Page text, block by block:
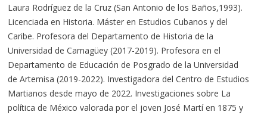
Laura Rodríguez de la Cruz (San Antonio de los Baños,1993).
Licenciada en Historia. Máster en Estudios Cubanos y del
Caribe. Profesora del Departamento de Historia de la
Universidad de Camagüey (2017-2019). Profesora en el
Departamento de Educación de Posgrado de la Universidad
de Artemisa (2019-2022). Investigadora del Centro de Estudios
Martianos desde mayo de 2022. Investigaciones sobre La
política de México valorada por el joven José Martí en 1875 y